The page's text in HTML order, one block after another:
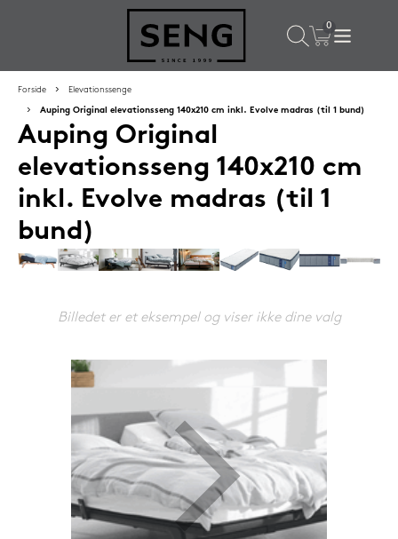
SENG PureRest hovedpude 40x60 cm
599,-
Forside Elevationssenge
Auping Original elevationsseng 140x210 cm inkl. Evolve madras (til 1 bund)
Auping Original
elevationsseng 140x210 cm
inkl. Evolve madras (til 1
bund)
Billedet er et eksempel og viser ikke dine valg